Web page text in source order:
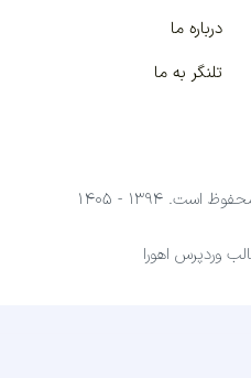
درباره ما
تلنگر به ما
۱۳۹۴ - ۱۴۰۵
اهورا